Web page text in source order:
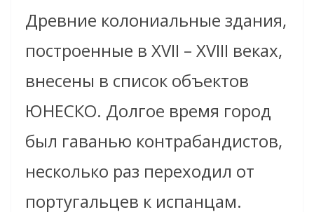
Древние колониальные здания,
построенные в XVII – XVIII веках,
внесены в список объектов
ЮНЕСКО. Долгое время город
был гаванью контрабандистов,
несколько раз переходил от
португальцев к испанцам.